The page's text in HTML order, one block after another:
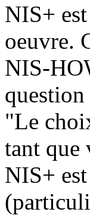
NIS+
oeuvre.
NIS-
"Le
tant que
NIS+